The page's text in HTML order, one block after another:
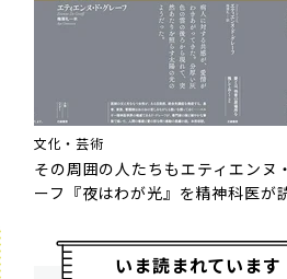
文化・芸術
その周囲の人たちも――エティエンヌ
ーフ『夜はわが光』を精神科医が
いま読まれています